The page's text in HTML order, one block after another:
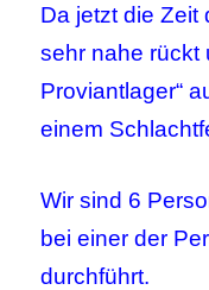
Da jetzt die Zeit
sehr nahe rückt
Proviantlager“
einem
Wir sind 6
bei einer der
durchführt.